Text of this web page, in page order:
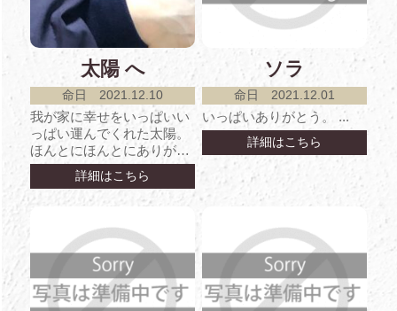
太陽 へ
命日 2021.12.10
我が家に幸せをいっぱいい
っぱい運んでくれた太陽。
ほんとにほんとにありがと
う。家族全員、太陽のこと
が大好きでした。これか...
詳細はこちら
ソラ
命日 2021.12.01
いっぱいありがとう。 ...
詳細はこちら